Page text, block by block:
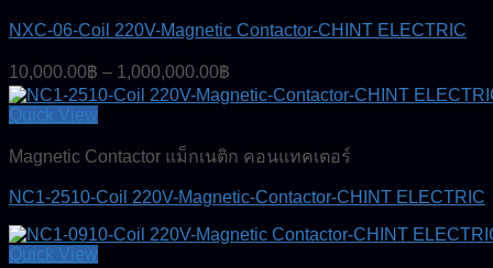
NXC-06-Coil 220V-Magnetic Contactor-CHINT ELECTRIC
10,000.00฿ – 1,000,000.00฿
range:
1,000,000.00฿
Quick View
Magnetic Contactor แม็กเนติก คอนแทคเตอร์
NC1-2510-Coil 220V-Magnetic-Contactor-CHINT ELECTRIC
Quick View